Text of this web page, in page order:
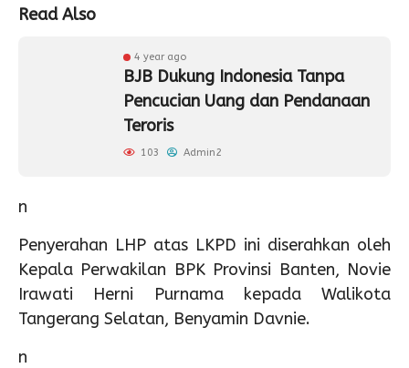
Read Also
4 year ago
BJB Dukung Indonesia Tanpa
Pencucian Uang dan Pendanaan
Teroris
103 Admin2
n
Penyerahan LHP atas LKPD ini diserahkan oleh
Kepala Perwakilan BPK Provinsi Banten, Novie
Irawati Herni Purnama kepada Walikota
Tangerang Selatan, Benyamin Davnie.
n